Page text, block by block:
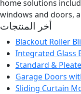
home solutions
windows and doors,
أخر المنتجات
Blackout Roller
Integrated Glass
Standard &
Garage Doors
Sliding Curtain